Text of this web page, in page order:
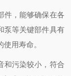
件，能够确保在各
泵等关键部件具有
用寿命。
和污染较小，符合